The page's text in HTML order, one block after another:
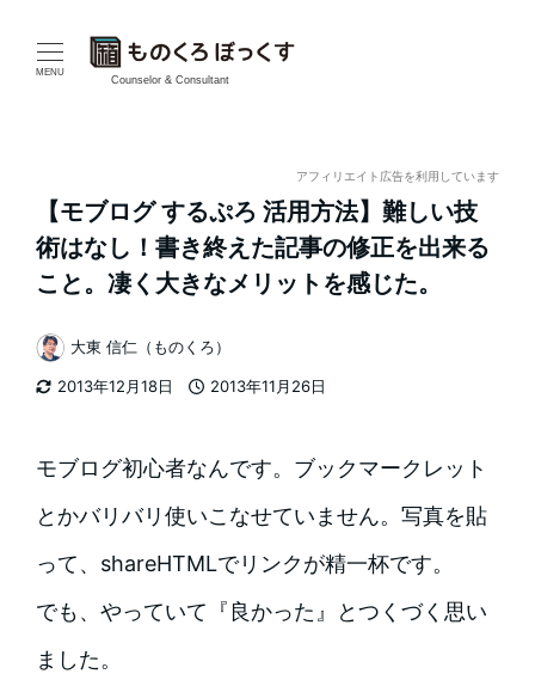
MENU
Counselor & Consultant
アフィリエイト広告を利用しています
【モブログ するぷろ 活用方法】難しい技
術はなし！書き終えた記事の修正を出来る
こと。凄く大きなメリットを感じた。
2013年12月18日
2013年11月26日
著
者
大東 信仁（ものくろ）
モブログ初心者なんです。ブックマークレット
とかバリバリ使いこなせていません。写真を貼
って、shareHTMLでリンクが精一杯です。
でも、やっていて『良かった』とつくづく思い
ました。